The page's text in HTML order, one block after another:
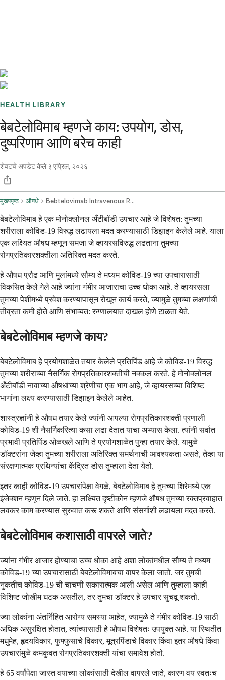
HEALTH LIBRARY
बेबटेलोविमाब म्हणजे काय: उपयोग, डोस,
दुष्परिणाम आणि बरेच काही
शेवटचे अपडेट केले ३ एप्रिल, २०२६
मुख्यपृष्ठ औषधे Bebtelovimab Intravenous Route
बेबटेलोविमाब हे एक मोनोक्लोनल अँटीबॉडी उपचार आहे जे विशेषत: तुमच्या
शरीराला कोविड-19 विरुद्ध लढायला मदत करण्यासाठी डिझाइन केलेले आहे. याला
एक लक्ष्यित औषध म्हणून समजा जे व्हायरसविरुद्ध लढताना तुमच्या
रोगप्रतिकारशक्तीला अतिरिक्त मदत करते.
हे औषध प्रौढ आणि मुलांमध्ये सौम्य ते मध्यम कोविड-19 च्या उपचारासाठी
विकसित केले गेले आहे ज्यांना गंभीर आजाराचा उच्च धोका आहे. ते व्हायरसला
तुमच्या पेशींमध्ये प्रवेश करण्यापासून रोखून कार्य करते, ज्यामुळे तुमच्या लक्षणांची
तीव्रता कमी होते आणि संभाव्यत: रुग्णालयात दाखल होणे टाळता येते.
बेबटेलोविमाब म्हणजे काय?
बेबटेलोविमाब हे प्रयोगशाळेत तयार केलेले प्रतिपिंड आहे जे कोविड-19 विरुद्ध
तुमच्या शरीराच्या नैसर्गिक रोगप्रतिकारशक्तीची नक्कल करते. हे मोनोक्लोनल
अँटीबॉडी नावाच्या औषधांच्या श्रेणीचा एक भाग आहे, जे व्हायरसच्या विशिष्ट
भागांना लक्ष्य करण्यासाठी डिझाइन केलेले आहेत.
शास्त्रज्ञांनी हे औषध तयार केले ज्यांनी आपल्या रोगप्रतिकारशक्ती प्रणाली
कोविड-19 शी नैसर्गिकरित्या कसा लढा देतात याचा अभ्यास केला. त्यांनी सर्वात
प्रभावी प्रतिपिंड ओळखले आणि ते प्रयोगशाळेत पुन्हा तयार केले. यामुळे
डॉक्टरांना जेव्हा तुमच्या शरीराला अतिरिक्त समर्थनाची आवश्यकता असते, तेव्हा या
संरक्षणात्मक प्रथिन्यांचा केंद्रित डोस तुम्हाला देता येतो.
इतर काही कोविड-19 उपचारांपेक्षा वेगळे, बेबटेलोविमाब हे तुमच्या शिरेमध्ये एक
इंजेक्शन म्हणून दिले जाते. हा लक्ष्यित दृष्टीकोन म्हणजे औषध तुमच्या रक्तप्रवाहात
लवकर काम करण्यास सुरुवात करू शकते आणि संसर्गाशी लढायला मदत करते.
बेबटेलोविमाब कशासाठी वापरले जाते?
ज्यांना गंभीर आजार होण्याचा उच्च धोका आहे अशा लोकांमधील सौम्य ते मध्यम
कोविड-19 च्या उपचारासाठी बेबटेलोविमाबचा वापर केला जातो. जर तुमची
नुकतीच कोविड-19 ची चाचणी सकारात्मक आली असेल आणि तुम्हाला काही
विशिष्ट जोखीम घटक असतील, तर तुमचा डॉक्टर हे उपचार सुचवू शकतो.
ज्या लोकांना अंतर्निहित आरोग्य समस्या आहेत, ज्यामुळे ते गंभीर कोविड-19 साठी
अधिक असुरक्षित होतात, त्यांच्यासाठी हे औषध विशेषतः उपयुक्त आहे. या स्थितीत
मधुमेह, हृदयविकार, फुफ्फुसाचे विकार, मूत्रपिंडाचे विकार किंवा इतर औषधे किंवा
उपचारांमुळे कमकुवत रोगप्रतिकारशक्ती यांचा समावेश होतो.
हे 65 वर्षांपेक्षा जास्त वयाच्या लोकांसाठी देखील वापरले जाते, कारण वय स्वतःच